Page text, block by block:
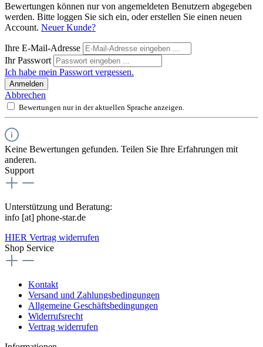
Bewertungen können nur von angemeldeten Benutzern abgegeben
werden. Bitte loggen Sie sich ein, oder erstellen Sie einen neuen
Account. Neuer Kunde?
Ihre E-Mail-Adresse
Ihr Passwort
Ich habe mein Passwort vergessen.
Anmelden
Abbrechen
Bewertungen nur in der aktuellen Sprache anzeigen.
Keine Bewertungen gefunden. Teilen Sie Ihre Erfahrungen mit
anderen.
Support
Unterstützung und Beratung:
info [at] phone-star.de
HIER Vertrag widerrufen
Shop Service
Kontakt
Versand und Zahlungsbedingungen
Allgemeine Geschäftsbedingungen
Widerrufsrecht
Vertrag widerrufen